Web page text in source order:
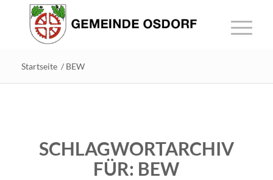
Startseite / BEW
SCHLAGWORTARCHIV
FÜR: BEW